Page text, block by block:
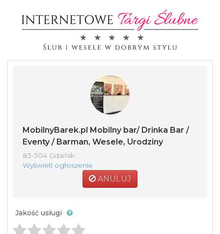
MobilnyBarek.pl Mobilny bar/ Drinka Bar /
Eventy / Barman, Wesele, Urodziny
83-304 Gdańsk
Wyświetl ogłoszenie
ANULUJ
Jakość usługi